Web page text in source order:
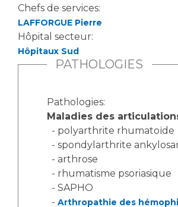
Chefs de services:
LAFFORGUE Pierre
Hôpital secteur:
Hôpitaux Sud
PATHOLOGIES
Pathologies:
Maladies des
- polyarthrite rhumatoïde
- spondylarthrite
- arthrose
- rhumatisme psoriasique
- SAPHO
- Arthropathie des